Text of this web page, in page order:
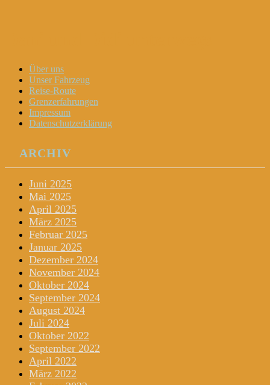
Menu
Widgets
Search
Skip
content
Über uns
Unser Fahrzeug
Reise-Route
Grenzerfahrungen
Impressum
Datenschutzerklärung
ARCHIV
Juni 2025
Mai 2025
April 2025
März 2025
Februar 2025
Januar 2025
Dezember 2024
November 2024
Oktober 2024
September 2024
August 2024
Juli 2024
Oktober 2022
September 2022
April 2022
März 2022